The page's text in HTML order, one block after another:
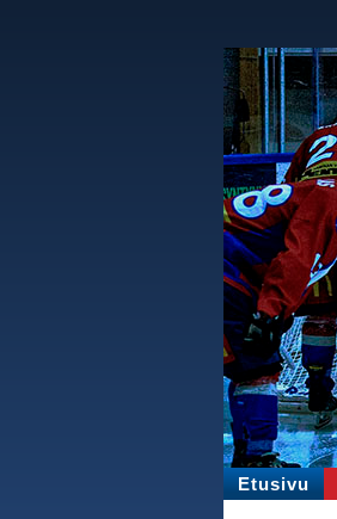
Etusivu